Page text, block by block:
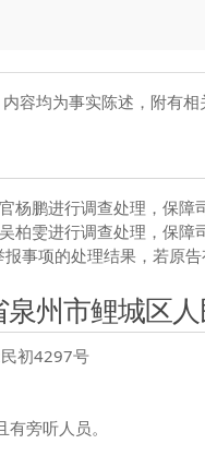
容均为事实陈述，附有相
杨鹏进行调查处理，保障
柏雯进行调查处理，保障
事项的处理结果，若原
州市鲤城区
初4297号
旁听人员。